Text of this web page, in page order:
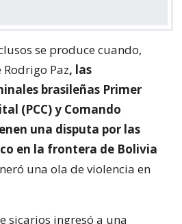
se produce cuando,
Paz, las
brasileñas Primer
(PCC) y Comando
una disputa por las
en la frontera de Bolivia
una ola de violencia en
sicarios ingresó a una